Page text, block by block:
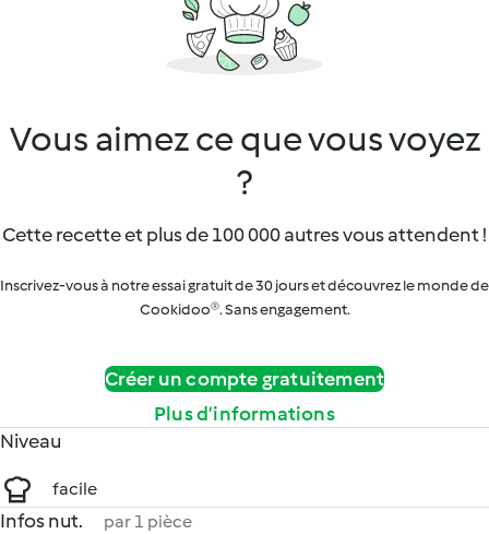
Vous aimez ce que vous voyez
?
Cette recette et plus de 100 000 autres vous attendent !
Inscrivez-vous à notre essai gratuit de 30 jours et découvrez le monde de
Cookidoo®. Sans engagement.
Créer un compte gratuitement
Plus d’informations
Niveau
facile
Infos nut. par 1 pièce